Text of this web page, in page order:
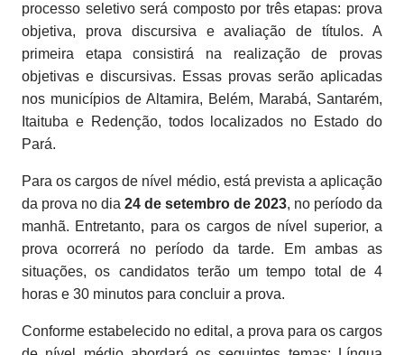
processo seletivo será composto por três etapas: prova
objetiva, prova discursiva e avaliação de títulos. A
primeira etapa consistirá na realização de provas
objetivas e discursivas. Essas provas serão aplicadas
nos municípios de Altamira, Belém, Marabá, Santarém,
Itaituba e Redenção, todos localizados no Estado do
Pará.
Para os cargos de nível médio, está prevista a aplicação
da prova no dia 24 de setembro de 2023, no período da
manhã. Entretanto, para os cargos de nível superior, a
prova ocorrerá no período da tarde. Em ambas as
situações, os candidatos terão um tempo total de 4
horas e 30 minutos para concluir a prova.
Conforme estabelecido no edital, a prova para os cargos